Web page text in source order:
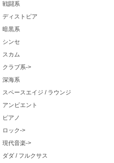
戦闘系
ディストピア
暗黒系
シンセ
スカム
クラブ系->
深海系
スペースエイジ / ラウンジ
アンビエント
ピアノ
ロック->
現代音楽->
ダダ / フルクサス